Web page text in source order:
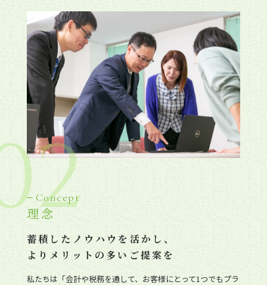
Concept
理念
蓄積したノウハウを活かし、
よりメリットの多いご提案を
私たちは「会計や税務を通して、お客様にとって1つでもプラ